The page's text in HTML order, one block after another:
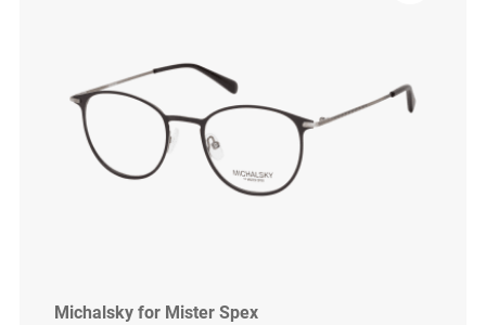
Michalsky for Mister Spex